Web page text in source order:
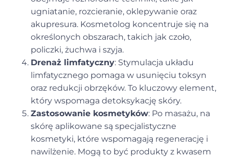
ugniatanie, rozcieranie, oklepywanie oraz
akupresura. Kosmetolog koncentruje się na
określonych obszarach, takich jak czoło,
policzki, żuchwa i szyja.
Drenaż limfatyczny: Stymulacja układu
limfatycznego pomaga w usunięciu toksyn
oraz redukcji obrzęków. To kluczowy element,
który wspomaga detoksykację skóry.
Zastosowanie kosmetyków: Po masażu, na
skórę aplikowane są specjalistyczne
kosmetyki, które wspomagają regenerację i
nawilżenie. Mogą to być produkty z kwasem